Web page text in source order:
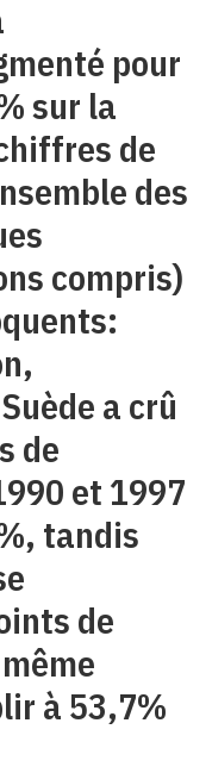
pour
sur la
de
des
compris)
a crû
de
et 1997
tandis
de
à 53,7%